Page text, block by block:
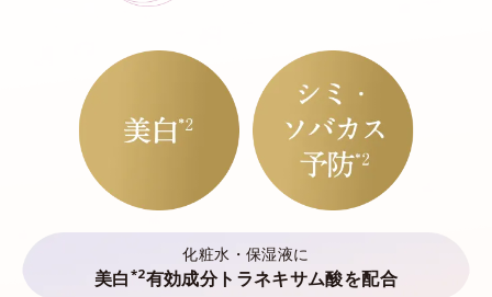
化粧水・保湿液に
美白 *2有効成分トラネキサム酸を配合